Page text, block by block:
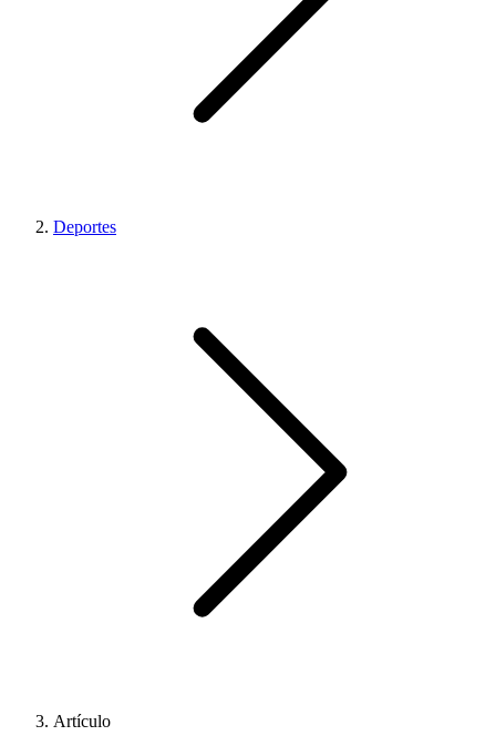
Deportes
Artículo